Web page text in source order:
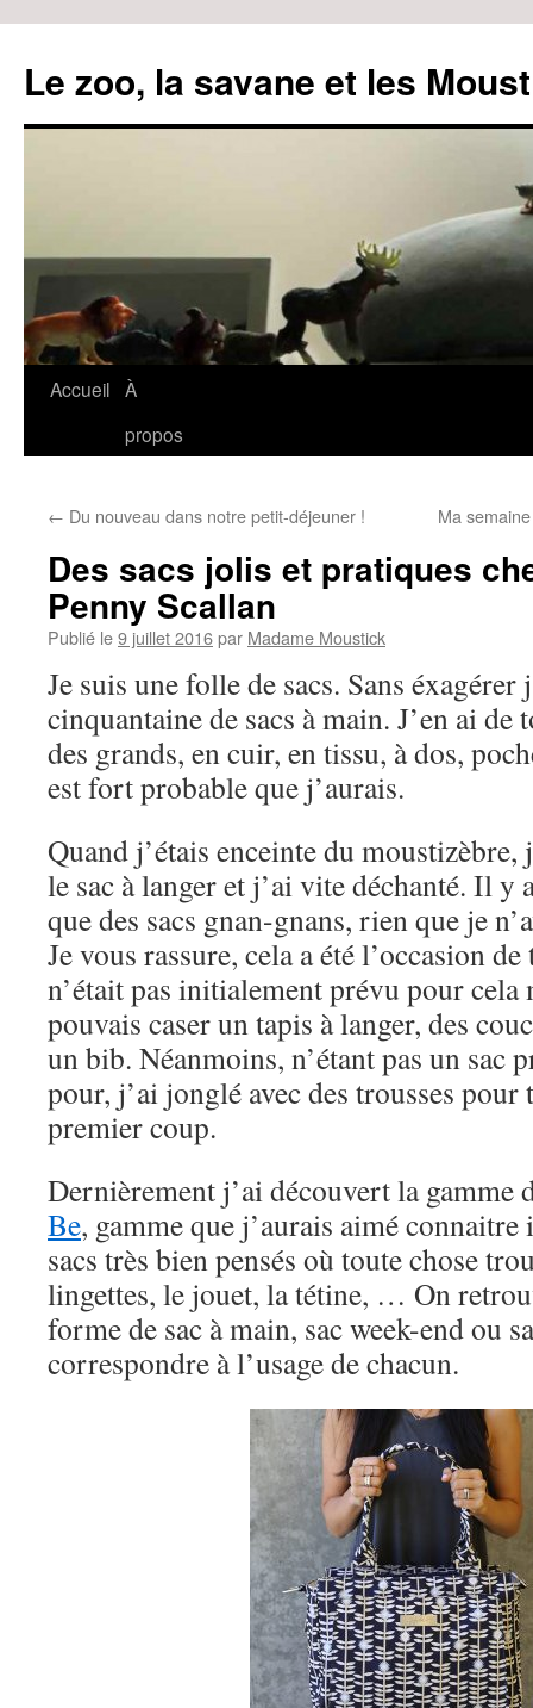
Le zoo, la savane et les
Aller
Accueil À
propos
← Du nouveau dans notre petit-déjeuner ! Ma
Des sacs jolis et pratiques
Penny Scallan
Publié le9 juillet 2016par Madame Moustick
Je suis une folle de sacs. Sans éxagérer
cinquantaine de sacs à main. J’en ai de
des grands, en cuir, en tissu, à dos,
est fort probable que j’aurais.
Quand j’étais enceinte du moustizèbre,
le sac à langer et j’ai vite déchanté. Il y
que des sacs gnan-gnans, rien que je
Je vous rassure, cela a été l’occasion
n’était pas initialement prévu pour cela
pouvais caser un tapis à langer, des
un bib. Néanmoins, n’étant pas un sac
pour, j’ai jonglé avec des trousses
premier coup.
Dernièrement j’ai découvert la gamme
Be, gamme que j’aurais aimé connaitre
sacs très bien pensés où toute chose
lingettes, le jouet, la tétine, … On
forme de sac à main, sac week-end ou
correspondre à l’usage de chacun.